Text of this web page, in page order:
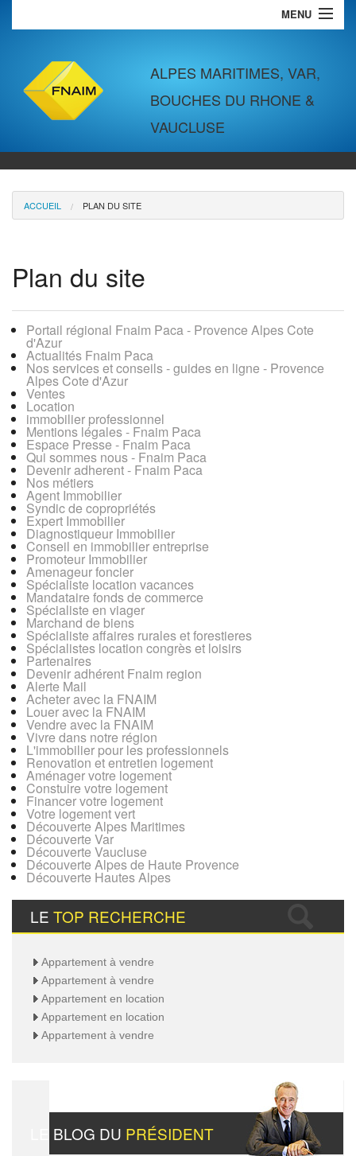
ALPES MARITIMES, VAR,
BOUCHES DU RHONE &
VAUCLUSE
MENU
LOCATIONS
COMMERCES & BUREAUX
LOCATIONS VACANCES
SYNDIC
GESTION LOCATIVE
ACCUEIL PLAN DU SITE
Plan du site
Portail régional Fnaim Paca - Provence Alpes Cote
d'Azur
Actualités Fnaim Paca
Nos services et conseils - guides en ligne - Provence
Alpes Cote d'Azur
Ventes
Location
immobilier professionnel
Mentions légales - Fnaim Paca
Espace Presse - Fnaim Paca
Qui sommes nous - Fnaim Paca
Devenir adherent - Fnaim Paca
Nos métiers
Agent Immobilier
Syndic de copropriétés
Expert Immobilier
Diagnostiqueur Immobilier
Conseil en immobilier entreprise
Promoteur Immobilier
Amenageur foncier
Spécialiste location vacances
Mandataire fonds de commerce
Spécialiste en viager
Marchand de biens
Spécialiste affaires rurales et forestieres
Spécialistes location congrès et loisirs
Partenaires
Devenir adhérent Fnaim region
Alerte Mail
Acheter avec la FNAIM
Louer avec la FNAIM
Vendre avec la FNAIM
Vivre dans notre région
L'immobilier pour les professionnels
Renovation et entretien logement
Aménager votre logement
Constuire votre logement
Financer votre logement
Votre logement vert
Découverte Alpes Maritimes
Découverte Var
Découverte Vaucluse
Découverte Alpes de Haute Provence
Découverte Hautes Alpes
LE TOP RECHERCHE
Appartement à vendre
Appartement à vendre
Appartement en location
Appartement en location
Appartement à vendre
LE BLOG DU PRÉSIDENT